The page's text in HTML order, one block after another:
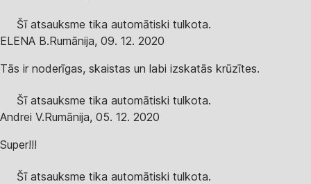
Šī atsauksme tika automātiski tulkota.
ELENA B.Rumānija, 09. 12. 2020
Tās ir noderīgas, skaistas un labi izskatās krūzītes.
Šī atsauksme tika automātiski tulkota.
Andrei V.Rumānija, 05. 12. 2020
Super!!!
Šī atsauksme tika automātiski tulkota.